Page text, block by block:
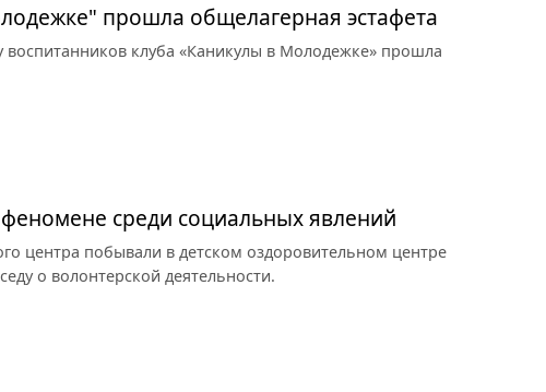
прошла общелагерная эстафета
воспитанников клуба «Каникулы в Молодежке» прошла
среди социальных явлений
центра побывали в детском оздоровительном центре
о волонтерской деятельности.